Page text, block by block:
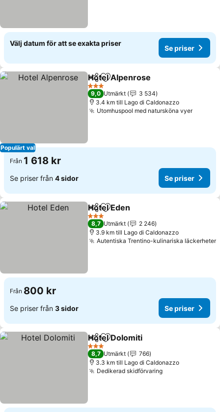
Välj datum för att se exakta priser
Se priser
Populärt val
Dela Lägg till i Mina Favoriter
Hotel Alpenrose
3 Stjärnor
9,0 Utmärkt
3 534
3.4 km till Lago di Caldonazzo
Utomhuspool med natursköna vyer
Från 1 618 kr
Se priser från 4 sidor Se priser
Dela Lägg till i Mina Favoriter
Hotel Eden
3 Stjärnor
8,7 Utmärkt
2 246
3.9 km till Lago di Caldonazzo
Autentiska Trentino-kulinariska läckerheter
Från 800 kr
Se priser från 3 sidor Se priser
Dela Lägg till i Mina Favoriter
Hotel Dolomiti
3 Stjärnor
8,7 Utmärkt
766
3.3 km till Lago di Caldonazzo
Dedikerad skidförvaring